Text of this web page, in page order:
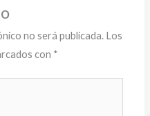
no será publicada. Los
con *